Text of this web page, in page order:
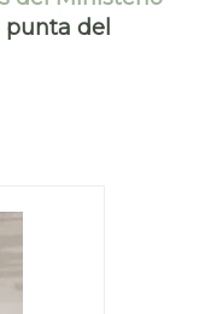
punta del